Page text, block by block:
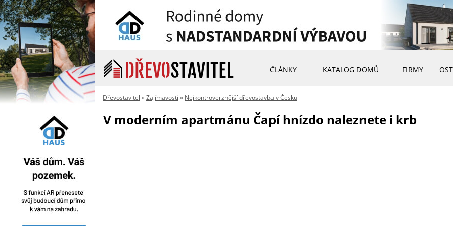
ČLÁNKY KATALOG DOMŮ FIRMY
Dřevostavitel »Zajímavosti » Nejkontroverznější dřevostavba v Česku
V moderním apartmánu Čapí hnízdo naleznete i krb